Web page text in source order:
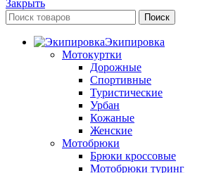
Закрыть
Поиск
Экипировка
Мотокуртки
Дорожные
Спортивные
Туристические
Урбан
Кожаные
Женские
Мотобрюки
Брюки кроссовые
Мотобрюки туринг